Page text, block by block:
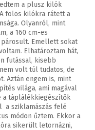
a plusz kilók
fölös kilókra rátett a
Olyanról, mint
a 160 cm-es
párosult. Emellett sokat
Elhatároztam hát,
futással, kisebb
volt túl tudatos, de
Aztán engem is, mint
világa, ami magával
a táplálékkiegészítők
a sziklamászás felé
módon űztem. Ekkor a
sikerült letornázni,